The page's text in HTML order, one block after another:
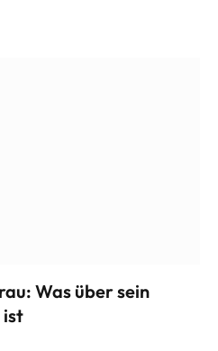
Was über sein
ist